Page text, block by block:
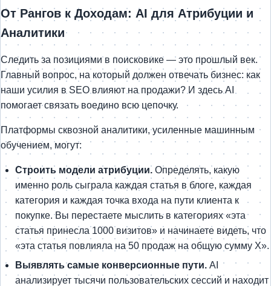
От Рангов к Доходам: AI для Атрибуции и
Аналитики
Следить за позициями в поисковике — это прошлый век.
Главный вопрос, на который должен отвечать бизнес: как
наши усилия в SEO влияют на продажи? И здесь AI
помогает связать воедино всю цепочку.
Платформы сквозной аналитики, усиленные машинным
обучением, могут:
Строить модели атрибуции. Определять, какую
именно роль сыграла каждая статья в блоге, каждая
категория и каждая точка входа на пути клиента к
покупке. Вы перестаете мыслить в категориях «эта
статья принесла 1000 визитов» и начинаете видеть, что
«эта статья повлияла на 50 продаж на общую сумму X».
Выявлять самые конверсионные пути. AI
анализирует тысячи пользовательских сессий и находит